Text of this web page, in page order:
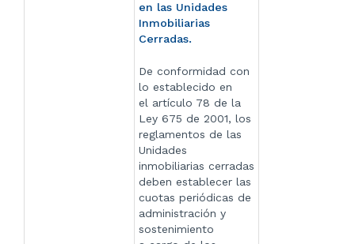
en las Unidades
Inmobiliarias
Cerradas.
De conformidad con
lo establecido en
el artículo 78 de la
Ley 675 de 2001, los
reglamentos de las
Unidades
inmobiliarias cerradas
deben establecer las
cuotas periódicas de
administración y
sostenimiento